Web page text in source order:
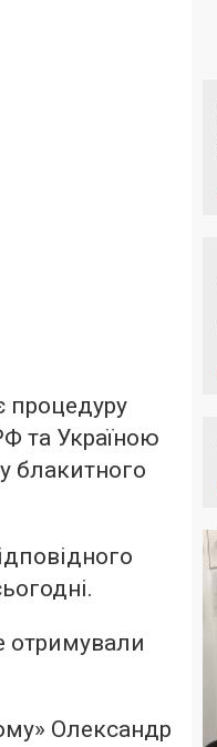
процедуру
та Україною
блакитного
отримували
Олександр